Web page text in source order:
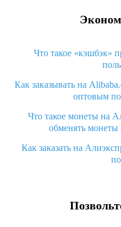
Что такое «кэшбэк»
Как заказывать на
оптовым
Что такое монеты на
обменять монеты
Как заказать на
Что значит статус
Что делать, если